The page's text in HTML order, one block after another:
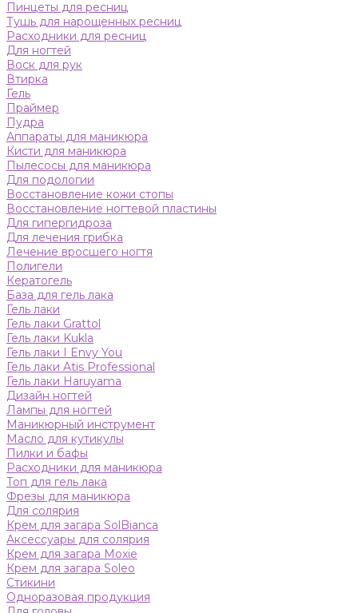
Пинцеты для ресниц
Тушь для нарощенных ресниц
Расходники для ресниц
Для ногтей
Воск для рук
Втирка
Гель
Праймер
Пудра
Аппараты для маникюра
Кисти для маникюра
Пылесосы для маникюра
Для подологии
Восстановление кожи стопы
Восстановление ногтевой пластины
Для гипергидроза
Для лечения грибка
Лечение вросшего ногтя
Полигели
Кератогель
База для гель лака
Гель лаки
Гель лаки Grattol
Гель лаки Kukla
Гель лаки I Envy You
Гель лаки Atis Professional
Гель лаки Haruyama
Дизайн ногтей
Лампы для ногтей
Маникюрный инструмент
Масло для кутикулы
Пилки и бафы
Расходники для маникюра
Топ для гель лака
Фрезы для маникюра
Для солярия
Крем для загара SolBianca
Аксессуары для солярия
Крем для загара Moxie
Крем для загара Soleo
Стикини
Одноразовая продукция